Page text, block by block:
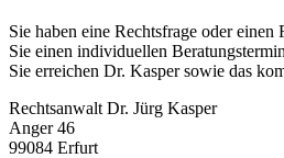
Sie haben eine Rechtsfrage oder einen
Sie einen individuellen
Sie erreichen Dr. Kasper sowie das
Rechtsanwalt Dr. Jürg Kasper
Anger 46
99084 Erfurt